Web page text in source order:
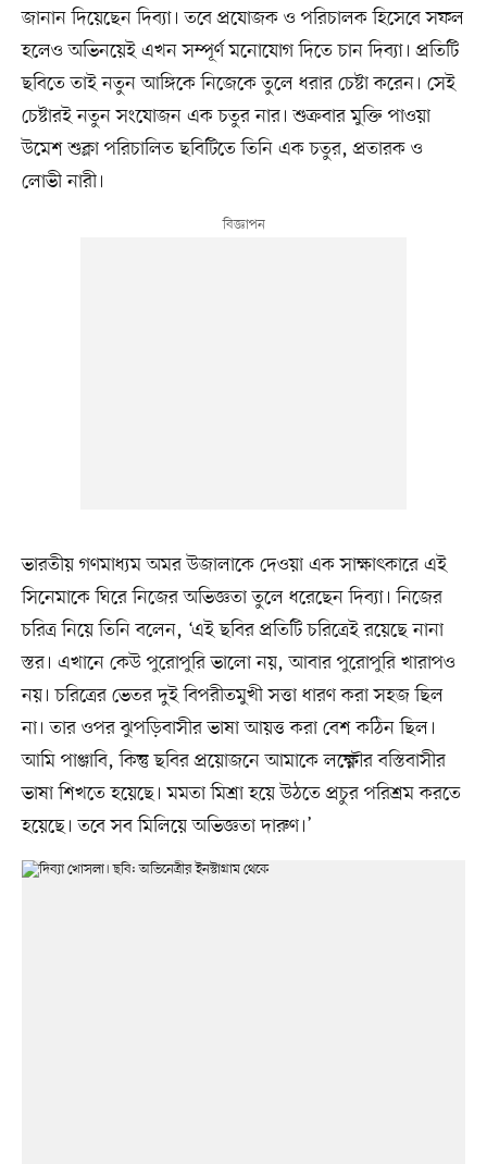
জানান দিয়েছেন দিব্যা। তবে প্রযোজক ও পরিচালক হিসেবে সফল
হলেও অভিনয়েই এখন সম্পূর্ণ মনোযোগ দিতে চান দিব্যা। প্রতিটি
ছবিতে তাই নতুন আঙ্গিকে নিজেকে তুলে ধরার চেষ্টা করেন। সেই
চেষ্টারই নতুন সংযোজন এক চতুর নার। শুক্রবার মুক্তি পাওয়া
উমেশ শুক্লা পরিচালিত ছবিটিতে তিনি এক চতুর, প্রতারক ও
লোভী নারী।
ভারতীয় গণমাধ্যম অমর উজালাকে দেওয়া এক সাক্ষাৎকারে এই
সিনেমাকে ঘিরে নিজের অভিজ্ঞতা তুলে ধরেছেন দিব্যা। নিজের
চরিত্র নিয়ে তিনি বলেন, ‘এই ছবির প্রতিটি চরিত্রেই রয়েছে নানা
স্তর। এখানে কেউ পুরোপুরি ভালো নয়, আবার পুরোপুরি খারাপও
নয়। চরিত্রের ভেতর দুই বিপরীতমুখী সত্তা ধারণ করা সহজ ছিল
না। তার ওপর ঝুপড়িবাসীর ভাষা আয়ত্ত করা বেশ কঠিন ছিল।
আমি পাঞ্জাবি, কিন্তু ছবির প্রয়োজনে আমাকে লক্ষ্ণৌর বস্তিবাসীর
ভাষা শিখতে হয়েছে। মমতা মিশ্রা হয়ে উঠতে প্রচুর পরিশ্রম করতে
হয়েছে। তবে সব মিলিয়ে অভিজ্ঞতা দারুণ।’